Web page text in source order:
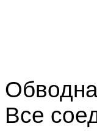
Все